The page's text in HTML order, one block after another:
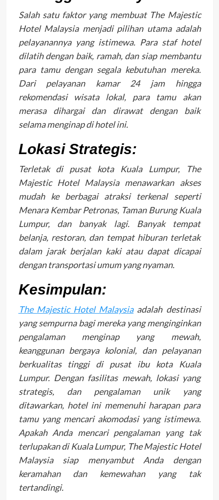
Salah satu faktor yang membuat The Majestic
Hotel Malaysia menjadi pilihan utama adalah
pelayanannya yang istimewa. Para staf hotel
dilatih dengan baik, ramah, dan siap membantu
para tamu dengan segala kebutuhan mereka.
Dari pelayanan kamar 24 jam hingga
rekomendasi wisata lokal, para tamu akan
merasa dihargai dan dirawat dengan baik
selama menginap di hotel ini.
Lokasi Strategis:
Terletak di pusat kota Kuala Lumpur, The
Majestic Hotel Malaysia menawarkan akses
mudah ke berbagai atraksi terkenal seperti
Menara Kembar Petronas, Taman Burung Kuala
Lumpur, dan banyak lagi. Banyak tempat
belanja, restoran, dan tempat hiburan terletak
dalam jarak berjalan kaki atau dapat dicapai
dengan transportasi umum yang nyaman.
Kesimpulan:
The Majestic Hotel Malaysiaadalah destinasi
yang sempurna bagi mereka yang menginginkan
pengalaman menginap yang mewah,
keanggunan bergaya kolonial, dan pelayanan
berkualitas tinggi di pusat ibu kota Kuala
Lumpur. Dengan fasilitas mewah, lokasi yang
strategis, dan pengalaman unik yang
ditawarkan, hotel ini memenuhi harapan para
tamu yang mencari akomodasi yang istimewa.
Apakah Anda mencari pengalaman yang tak
terlupakan di Kuala Lumpur, The Majestic Hotel
Malaysia siap menyambut Anda dengan
keramahan dan kemewahan yang tak
tertandingi.